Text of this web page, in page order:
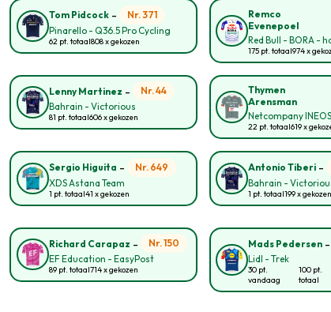
Tom Pidcock-
Nr. 371
Pinarello - Q36.5 Pro Cycling
62 pt. totaal808 x gekozen
Remco
Evenepoel
Red Bull - BORA -
175 pt. totaal974 x
Lenny Martinez -
Nr. 44
Bahrain - Victorious
81 pt. totaal606 x gekozen
Thymen
Arensman
Netcompany INEOS
22 pt. totaal619 x
Sergio Higuita -
Nr. 649
XDS Astana Team
1 pt. totaal41 x gekozen
Antonio Tiberi-
Bahrain -
1 pt. totaal199 x gekozen
Richard Carapaz -
Nr. 150
EF Education - EasyPost
89 pt. totaal714 x gekozen
Mads Pedersen-
Lidl - Trek
30 pt.
vandaag
100 pt.
totaal